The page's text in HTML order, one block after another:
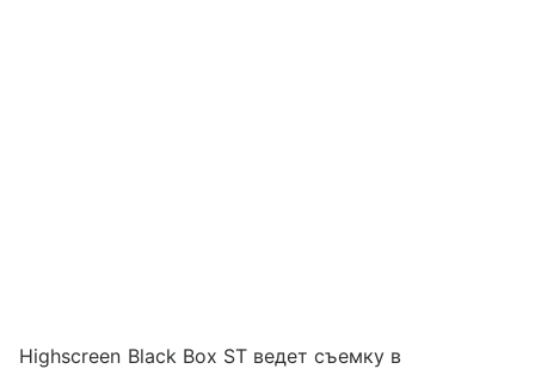
Highscreen Black Box ST ведет съемку в